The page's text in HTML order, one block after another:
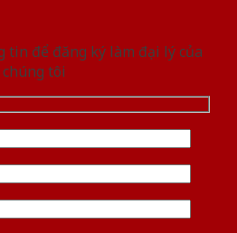
tin để đăng ký làm đại lý của
chúng tôi